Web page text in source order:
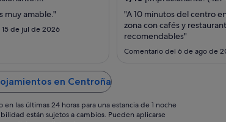
muy amable."
de jul de 2026
"A 10 minutos del centro
zona con cafés y
recomendables"
Comentario del 6 de ago de
en Centroña
las últimas 24 horas para una estancia de 1 noche
están sujetos a cambios. Pueden aplicarse